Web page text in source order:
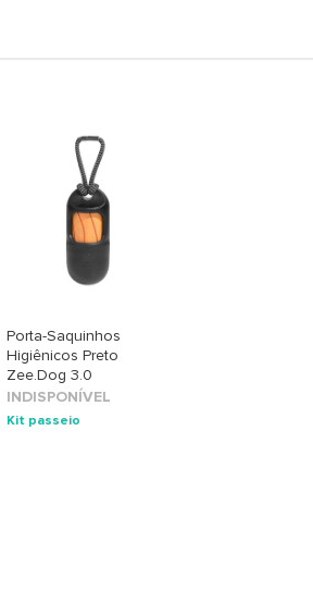
Porta-Saquinhos
Higiênicos Preto
Zee.Dog 3.0
INDISPONÍVEL
Kit passeio